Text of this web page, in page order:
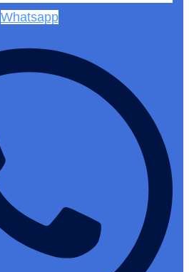
Whatsapp